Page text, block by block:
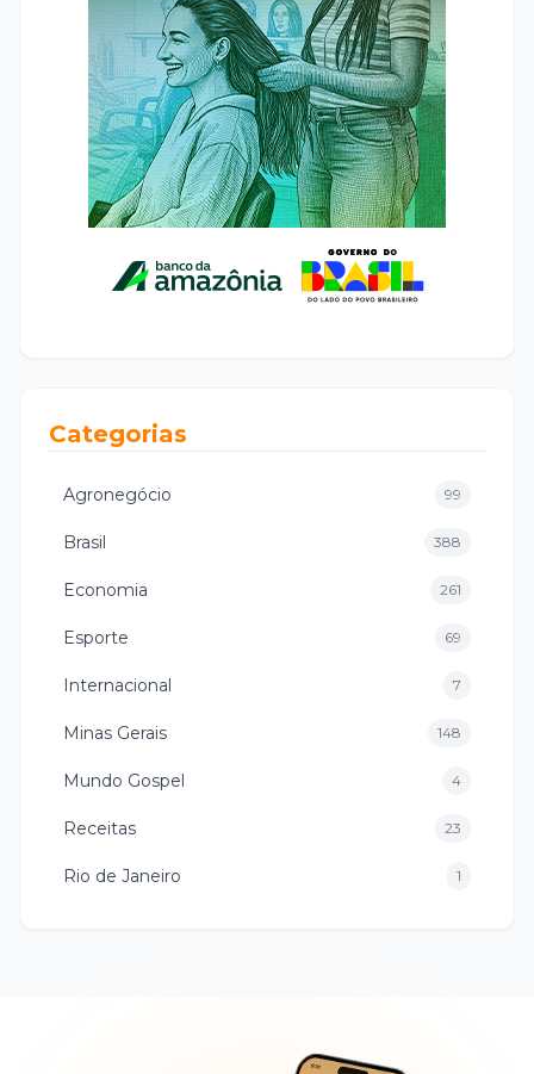
Categorias
Agronegócio 99
Brasil 388
Economia 261
Esporte 69
Internacional 7
Minas Gerais 148
Mundo Gospel 4
Receitas 23
Rio de Janeiro 1